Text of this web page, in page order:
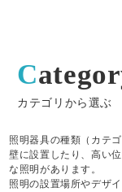
カテゴリから選ぶ
照明器具の種類（カテ
壁に設置したり、高い
な照明があります。
照明の設置場所やデザ